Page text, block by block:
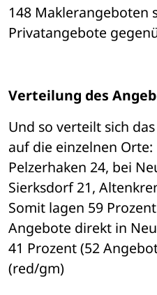
148 Maklerangeboten
Privatangebote
Verteilung des
Und so verteilt sich
auf die einzelnen
Pelzerhaken 24, bei
Sierksdorf 21,
Somit lagen 59
Angebote direkt in
41 Prozent (52
(red/gm)